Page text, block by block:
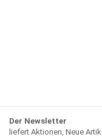
Der Newsletter
liefert Aktionen, Neue